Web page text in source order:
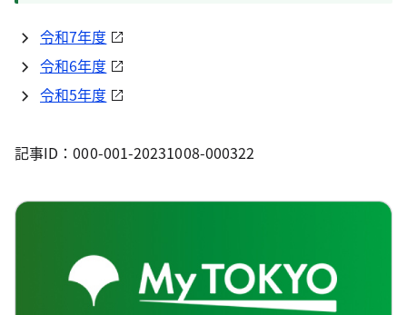
令和7年度
令和6年度
令和5年度
記事ID：000-001-20231008-000322